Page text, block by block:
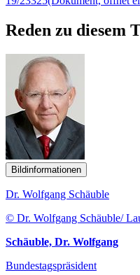
Reden zu diesem
Bildinformationen
Dr. Wolfgang Schäuble
© Dr. Wolfgang Schäuble/
Schäuble, Dr. Wolfgang
Bundestagspräsident